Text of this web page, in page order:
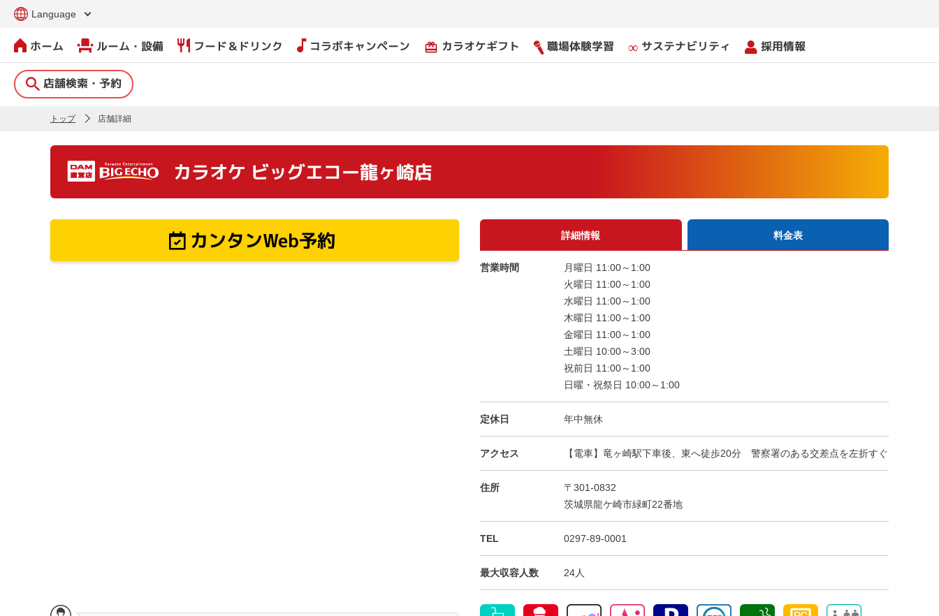
Language
ホーム ルーム・設備 フード＆ドリンク コラボキャンペーン card_giftcard カラオケギフト 職場体験学習 サステナビリティ 採用情報
店舗検索・予約
トップ 店舗詳細
カラオケ ビッグエコー龍ヶ崎店
カンタンWeb予約 詳細情報 料金表
営業時間
月曜日 11:00～1:00
火曜日 11:00～1:00
水曜日 11:00～1:00
木曜日 11:00～1:00
金曜日 11:00～1:00
土曜日 10:00～3:00
祝前日 11:00～1:00
日曜・祝祭日 10:00～1:00
定休日 年中無休
アクセス 【電車】竜ヶ崎駅下車後、東へ徒歩20分 警察署のある交差点を左折すぐ
住所
〒301-0832
茨城県龍ケ崎市緑町22番地
TEL 0297-89-0001
最大収容人数 24人